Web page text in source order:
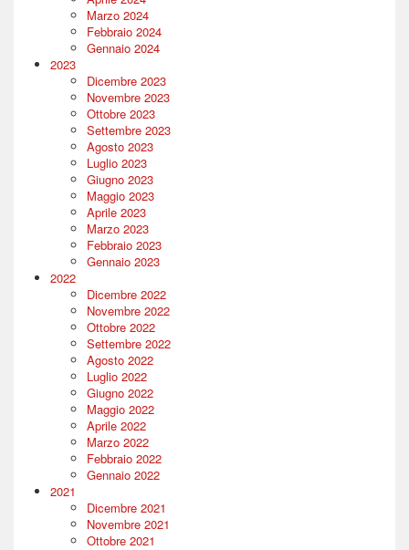
Marzo 2024
Febbraio 2024
Gennaio 2024
2023
Dicembre 2023
Novembre 2023
Ottobre 2023
Settembre 2023
Agosto 2023
Luglio 2023
Giugno 2023
Maggio 2023
Aprile 2023
Marzo 2023
Febbraio 2023
Gennaio 2023
2022
Dicembre 2022
Novembre 2022
Ottobre 2022
Settembre 2022
Agosto 2022
Luglio 2022
Giugno 2022
Maggio 2022
Aprile 2022
Marzo 2022
Febbraio 2022
Gennaio 2022
2021
Dicembre 2021
Novembre 2021
Ottobre 2021